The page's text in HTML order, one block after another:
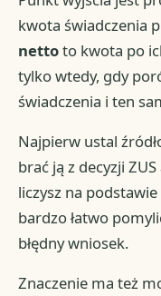
kwota świadczenia
nettoto kwota po
tylko wtedy, gdy
świadczenia i ten
Najpierw ustal
brać ją z decyzji
liczysz na
bardzo łatwo
błędny wniosek.
Znaczenie ma też